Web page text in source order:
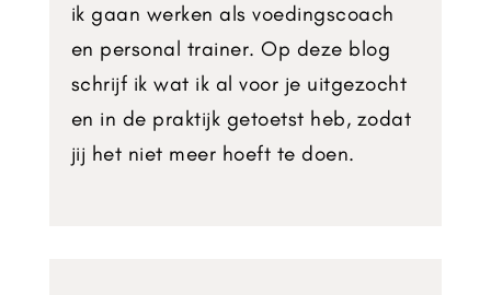
ik gaan werken als voedingscoach
en personal trainer. Op deze blog
schrijf ik wat ik al voor je uitgezocht
en in de praktijk getoetst heb, zodat
jij het niet meer hoeft te doen.